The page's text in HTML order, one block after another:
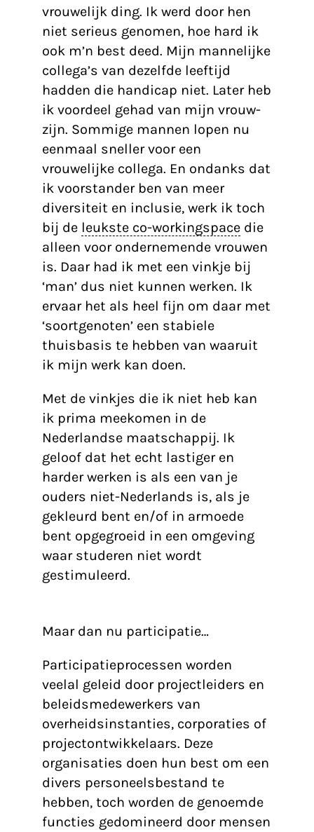
vrouwelijk ding. Ik werd door hen
niet serieus genomen, hoe hard ik
ook m’n best deed. Mijn mannelijke
collega’s van dezelfde leeftijd
hadden die handicap niet. Later heb
ik voordeel gehad van mijn vrouw-
zijn. Sommige mannen lopen nu
eenmaal sneller voor een
vrouwelijke collega. En ondanks dat
ik voorstander ben van meer
diversiteit en inclusie, werk ik toch
bij de leukste co-workingspace die
alleen voor ondernemende vrouwen
is. Daar had ik met een vinkje bij
‘man’ dus niet kunnen werken. Ik
ervaar het als heel fijn om daar met
‘soortgenoten’ een stabiele
thuisbasis te hebben van waaruit
ik mijn werk kan doen.
Met de vinkjes die ik niet heb kan
ik prima meekomen in de
Nederlandse maatschappij. Ik
geloof dat het echt lastiger en
harder werken is als een van je
ouders niet-Nederlands is, als je
gekleurd bent en/of in armoede
bent opgegroeid in een omgeving
waar studeren niet wordt
gestimuleerd.
Maar dan nu participatie…
Participatieprocessen worden
veelal geleid door projectleiders en
beleidsmedewerkers van
overheidsinstanties, corporaties of
projectontwikkelaars. Deze
organisaties doen hun best om een
divers personeelsbestand te
hebben, toch worden de genoemde
functies gedomineerd door mensen